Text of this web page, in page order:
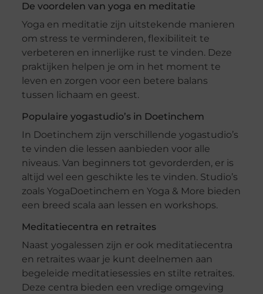
De voordelen van yoga en meditatie
Yoga en meditatie zijn uitstekende manieren
om stress te verminderen, flexibiliteit te
verbeteren en innerlijke rust te vinden. Deze
praktijken helpen je om in het moment te
leven en zorgen voor een betere balans
tussen lichaam en geest.
Populaire yogastudio’s in Doetinchem
In Doetinchem zijn verschillende yogastudio’s
te vinden die lessen aanbieden voor alle
niveaus. Van beginners tot gevorderden, er is
altijd wel een geschikte les te vinden. Studio’s
zoals YogaDoetinchem en Yoga & More bieden
een breed scala aan lessen en workshops.
Meditatiecentra en retraites
Naast yogalessen zijn er ook meditatiecentra
en retraites waar je kunt deelnemen aan
begeleide meditatiesessies en stilte retraites.
Deze centra bieden een vredige omgeving